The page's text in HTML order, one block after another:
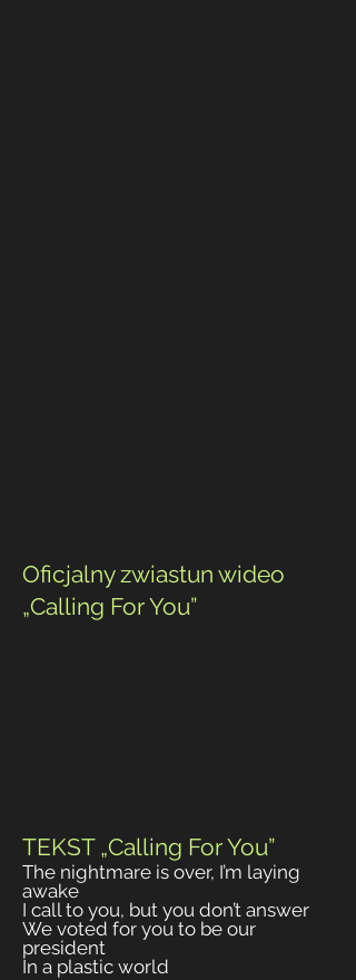
Oficjalny zwiastun wideo
„Calling For You”
TEKST „Calling For You”
The nightmare is over, I’m laying
awake
I call to you, but you don’t answer
We voted for you to be our
president
In a plastic world